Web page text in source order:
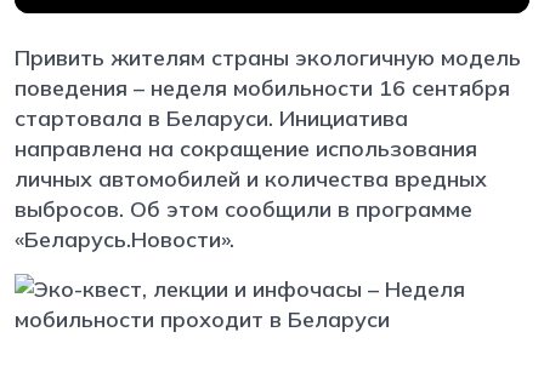
Привить жителям страны экологичную модель
поведения – неделя мобильности 16 сентября
стартовала в Беларуси. Инициатива
направлена на сокращение использования
личных автомобилей и количества вредных
выбросов. Об этом сообщили в программе
«Беларусь.Новости».